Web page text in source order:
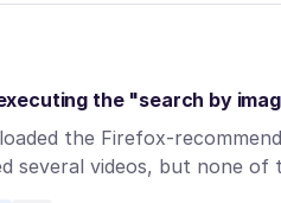
the "search by
the Firefox-
several videos, but none